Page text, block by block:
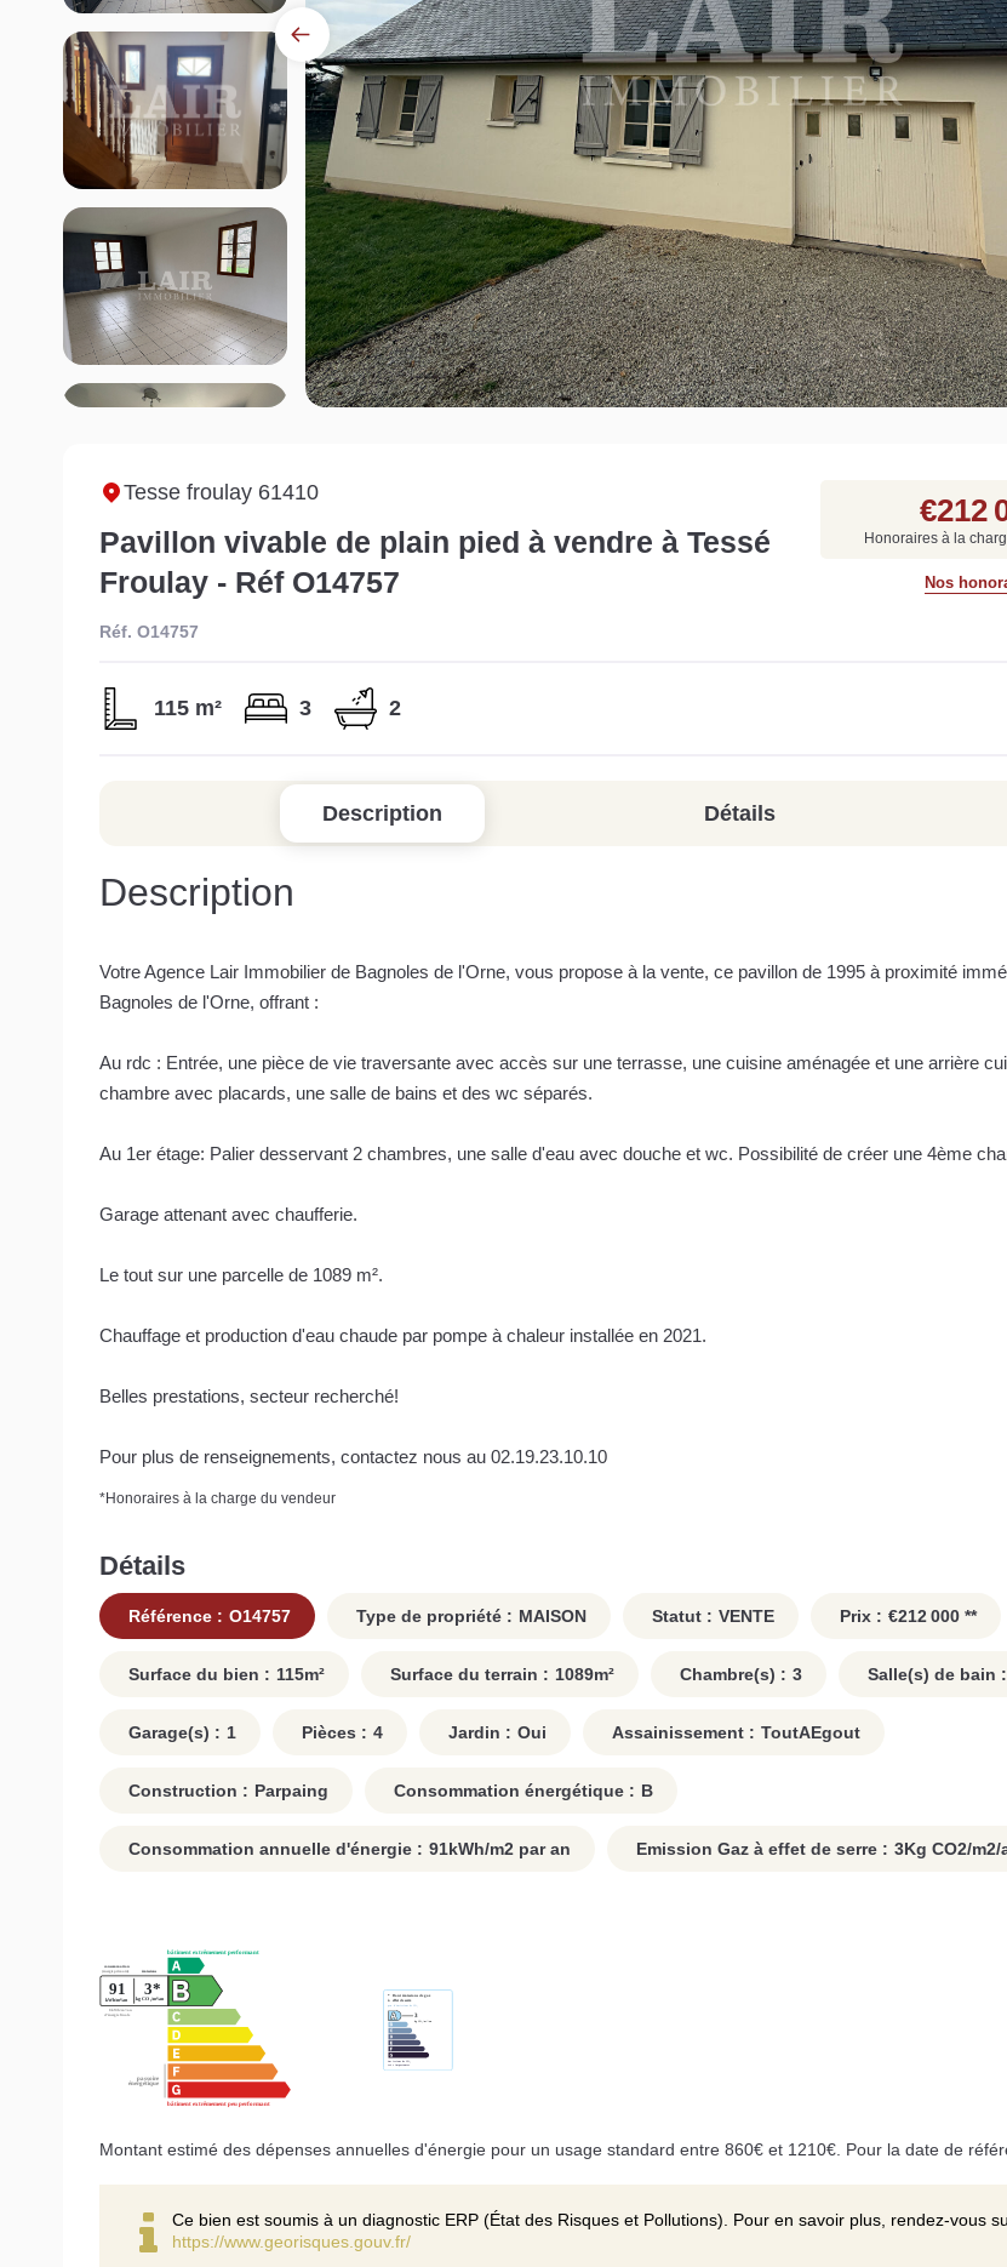
Tesse froulay 61410
Pavillon vivable de plain pied à vendre à Tessé
Froulay - Réf O14757
Réf. O14757
€212
Honoraires à la
Nos
115 m² 3 2
Description Détails
Description
Votre Agence Lair Immobilier de Bagnoles de l'Orne, vous propose à la vente, ce pavillon de 1995 à proximité
Bagnoles de l'Orne, offrant :
Au rdc : Entrée, une pièce de vie traversante avec accès sur une terrasse, une cuisine aménagée et une arrière
chambre avec placards, une salle de bains et des wc séparés.
Au 1er étage: Palier desservant 2 chambres, une salle d'eau avec douche et wc. Possibilité de créer une 4ème
Garage attenant avec chaufferie.
Le tout sur une parcelle de 1089 m².
Chauffage et production d'eau chaude par pompe à chaleur installée en 2021.
Belles prestations, secteur recherché!
Pour plus de renseignements, contactez nous au 02.19.23.10.10
*Honoraires à la charge du vendeur
Détails
Référence : O14757 Type de propriété : MAISON Statut : VENTE Prix : €212 000 **
Surface du bien : 115m² Surface du terrain : 1089m² Chambre(s) : 3 Salle(s) de bain :
Garage(s) : 1 Pièces : 4 Jardin : Oui Assainissement : ToutAEgout
Construction : Parpaing Consommation énergétique : B
Consommation annuelle d'énergie : 91kWh/m2 par an Emission Gaz à effet de serre : 3Kg CO2/m2/
Montant estimé des dépenses annuelles d'énergie pour un usage standard entre 860€ et 1210€. Pour la date de
Ce bien est soumis à un diagnostic ERP (État des Risques et Pollutions). Pour en savoir plus, rendez-vous
https://www.georisques.gouv.fr/